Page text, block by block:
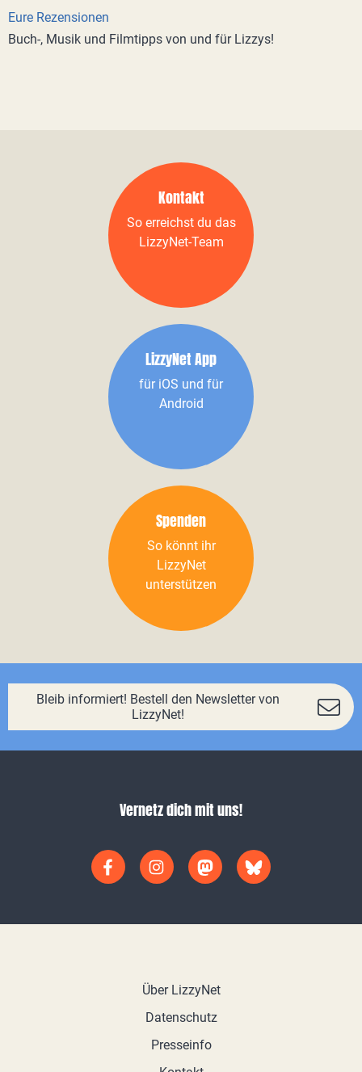
Eure Rezensionen
Buch-, Musik und Filmtipps von und für Lizzys!
Kontakt
So erreichst du das
LizzyNet-Team
LizzyNet App
für iOS und für
Android
Spenden
So könnt ihr
LizzyNet
unterstützen
Bleib informiert! Bestell den Newsletter von
LizzyNet!
Vernetz dich mit uns!
Über LizzyNet
Datenschutz
Presseinfo